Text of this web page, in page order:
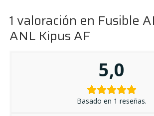
1 valoración en Fusible
ANL Kipus AF
5,0
Basado en 1 reseñas.